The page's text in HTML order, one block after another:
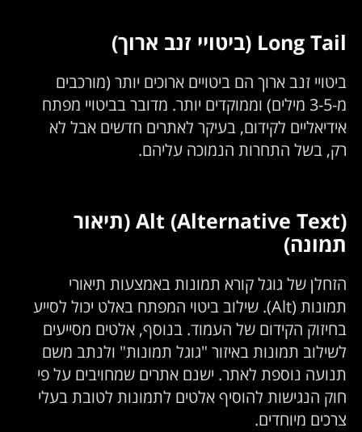
Long Tail (ביטויי זנב ארוך)
ביטויי זנב ארוך הם ביטויים ארוכים יותר (מורכבים
מ-3-5 מילים) וממוקדים יותר. מדובר בביטויי מפתח
אידיאליים לקידום, בעיקר לאתרים חדשים אבל לא
רק, בשל התחרות הנמוכה עליהם.
Alt (Alternative Text) (תיאור
תמונה)
הזחלן של גוגל קורא תמונות באמצעות תיאורי
תמונות (Alt). שילוב ביטוי המפתח באלט יכול לסייע
בחיזוק הקידום של העמוד. בנוסף, אלטים מסייעים
לשילוב תמונות באיזור "גוגל תמונות" ולנתב משם
תנועה נוספת לאתר. ישנם אתרים שמחויבים על פי
חוק הנגישות להוסיף אלטים לתמונות לטובת בעלי
צרכים מיוחדים.